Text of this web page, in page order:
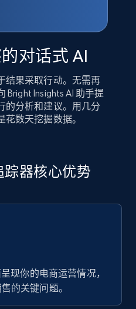
对话式 AI
结果采取行动。无需再
Bright Insights AI 助手提
的分析和建议。用几分
数天挖掘数据。
踪器核心优势
现你的电商运营情况，
的关键问题。